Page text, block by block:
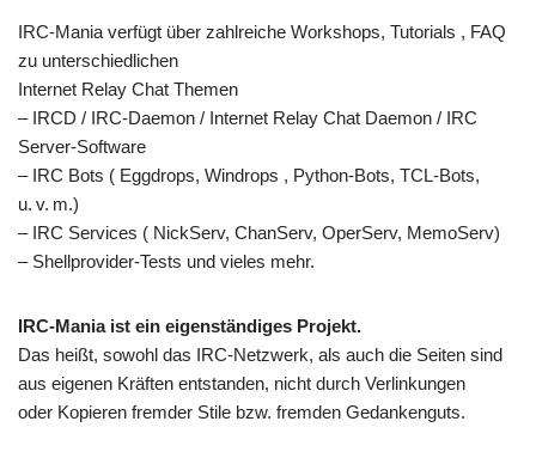
IRC-Mania verfügt über zahlreiche Workshops, Tutorials , FAQ
zu unterschiedlichen
Internet Relay Chat Themen
– IRCD / IRC-Daemon / Internet Relay Chat Daemon / IRC
Server-Software
– IRC Bots ( Eggdrops, Windrops , Python-Bots, TCL-Bots,
u. v. m.)
– IRC Services ( NickServ, ChanServ, OperServ, MemoServ)
– Shellprovider-Tests und vieles mehr.
IRC-Mania ist ein eigenständiges Projekt.
Das heißt, sowohl das IRC-Netzwerk, als auch die Seiten sind
aus eigenen Kräften entstanden, nicht durch Verlinkungen
oder Kopieren fremder Stile bzw. fremden Gedankenguts.